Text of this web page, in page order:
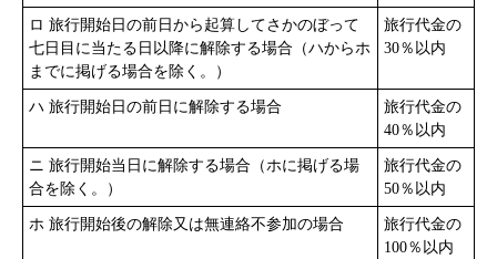
ロ 旅行開始日の前日から起算してさかのぼって
七日目に当たる日以降に解除する場合（ハからホ
までに掲げる場合を除く。）
旅行代金の
30％以内
ハ 旅行開始日の前日に解除する場合
旅行代金の
40％以内
ニ 旅行開始当日に解除する場合（ホに掲げる場
合を除く。）
旅行代金の
50％以内
ホ 旅行開始後の解除又は無連絡不参加の場合
旅行代金の
100％以内